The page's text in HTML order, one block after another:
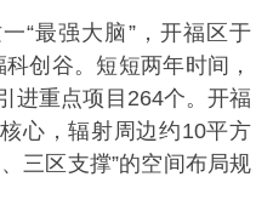
“最强大脑”，开福区于
创谷。短短两年时间，
进重点项目264个。开福
心，辐射周边约10平方
三区支撑”的空间布局规